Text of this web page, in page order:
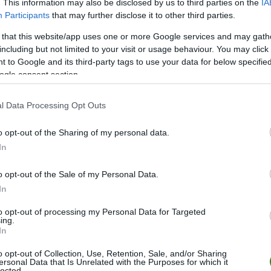
This information may also be disclosed by us to third parties on the
Participants that may further disclose it to other third parties.
that this website/app uses one or more Google services and may
but not limited to your visit or usage behaviour. You may
to Google and its third-party tags to use your data for below
consent section.
Data Processing Opt Outs
opt-out of the Sharing of my personal data.
opt-out of the Sale of my Personal Data.
opt-out of processing my Personal Data for Targeted
opt-out of Collection, Use, Retention, Sale, and/or Sharing
Data that Is Unrelated with the Purposes for which it
8.
9.